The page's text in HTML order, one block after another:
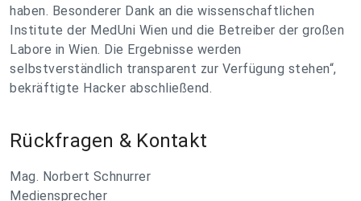
haben. Besonderer Dank an die wissenschaftlichen
Institute der MedUni Wien und die Betreiber der großen
Labore in Wien. Die Ergebnisse werden
selbstverständlich transparent zur Verfügung stehen“,
bekräftigte Hacker abschließend.
Rückfragen & Kontakt
Mag. Norbert Schnurrer
Mediensprecher